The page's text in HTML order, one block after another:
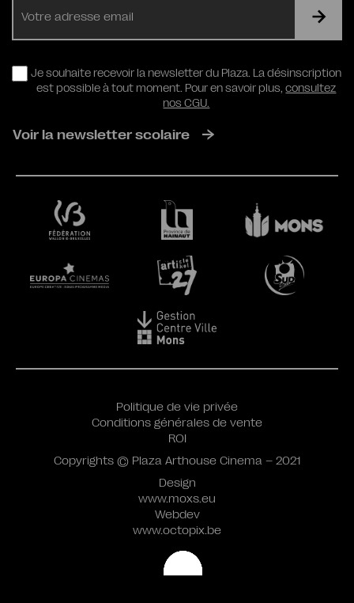
RGPD
Je souhaite recevoir la newsletter du Plaza. La désinscription
est possible à tout moment. Pour en savoir plus,consultez
nos CGU.
Voir la newsletter scolaire
Design
www.moxs.eu
Webdev
www.octopix.be
Politique de vie privée
Conditions générales de vente
ROI
Copyrights © Plaza Arthouse Cinema – 2021